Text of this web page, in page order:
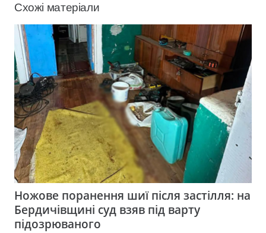
Схожі матеріали
Ножове поранення шиї після застілля: на
Бердичівщині суд взяв під варту
підозрюваного